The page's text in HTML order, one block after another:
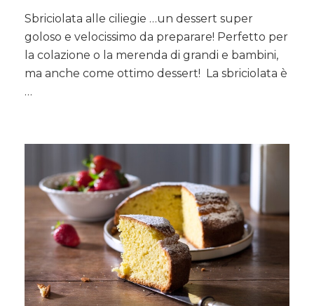
alle
ciliegie
Sbriciolata alle ciliegie …un dessert super
goloso e velocissimo da preparare! Perfetto per
la colazione o la merenda di grandi e bambini,
ma anche come ottimo dessert! La sbriciolata è
…